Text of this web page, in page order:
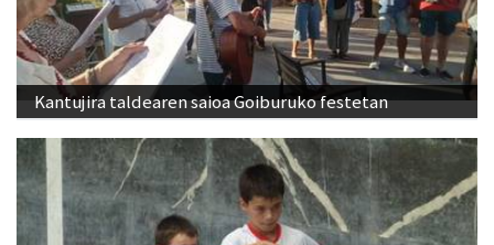
Kantujira taldearen saioa Goiburuko festetan